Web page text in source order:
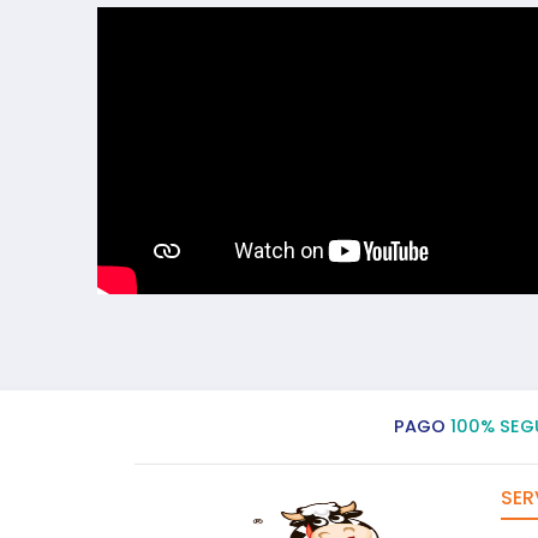
PAGO 100%